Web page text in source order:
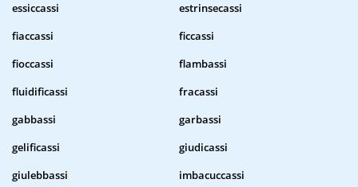
essiccassi
estrinsecassi
fiaccassi
ficcassi
fioccassi
flambassi
fluidificassi
fracassi
gabbassi
garbassi
gelificassi
giudicassi
giulebbassi
imbacuccassi